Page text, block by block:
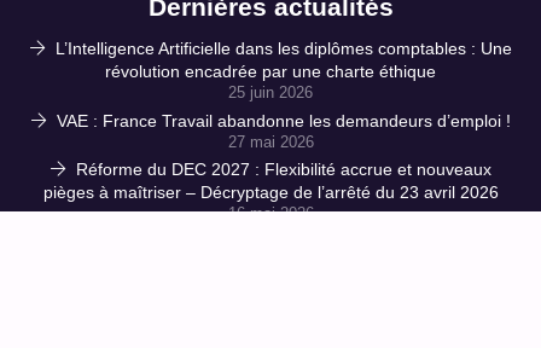
Dernières actualités
L’Intelligence Artificielle dans les diplômes comptables : Une
révolution encadrée par une charte éthique
25 juin 2026
VAE : France Travail abandonne les demandeurs d’emploi !
27 mai 2026
Réforme du DEC 2027 : Flexibilité accrue et nouveaux
pièges à maîtriser – Décryptage de l’arrêté du 23 avril 2026
16 mai 2026